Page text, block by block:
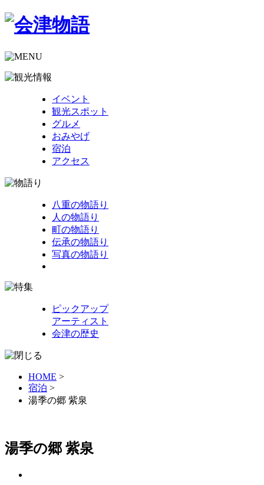
イベント
観光スポット
グルメ
おみやげ
宿泊
アクセス
八重の物語り
人の物語り
町の物語り
伝承の物語り
写真の物語り
ピックアップ
アーティスト
会津の歴史
HOME >
宿泊 >
湯季の郷 紫泉
湯季の郷 紫泉